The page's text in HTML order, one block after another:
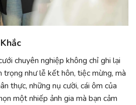
chuyên nghiệp không chỉ ghi lại
trọng như lễ kết hôn, tiệc mừng, mà
thực, những nụ cười, cái ôm của
một nhiếp ảnh gia mà bạn cảm